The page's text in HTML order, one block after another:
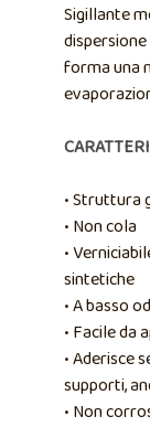
Sigillante
forma una
• Struttura
• Non cola
•
sintetiche
• A basso
• Facile da
• Aderisce
supporti,
• Non